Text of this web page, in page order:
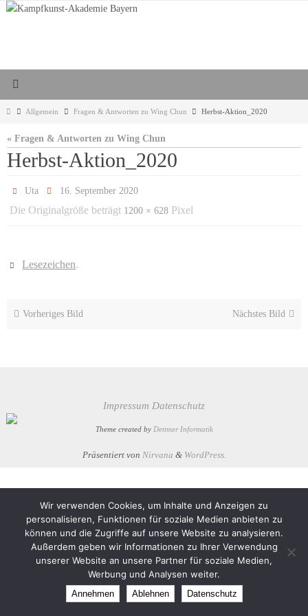
Zum
StartAllgemein Fragen & Antworten zu Wing Chun Herbst-Aktion_2020
« Fragen & Antworten zu Wing Chun
Herbst-Aktion_2020
Uta 16. September 2020
Die Originalgröße beträgt 1200 × 628 Pixel
Lesezeichen.
Vorheriges Bild Nächstes Bild
Impressum Datenschutz
Theme created by Dettmer Informatik
Präsentiert von Nirvana & WordPress.
Wir verwenden Cookies, um Inhalte und Anzeigen zu
personalisieren, Funktionen für soziale Medien anbieten zu
können und die Zugriffe auf unsere Website zu analysieren.
Außerdem geben wir Informationen zu Ihrer Verwendung
unserer Website an unsere Partner für soziale Medien,
Werbung und Analysen weiter.
Annehmen Ablehnen Datenschutz